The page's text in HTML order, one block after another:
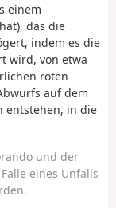
einem
das die
indem es die
wird, von etwa
roten
auf dem
entstehen, in die
und der
eines Unfalls